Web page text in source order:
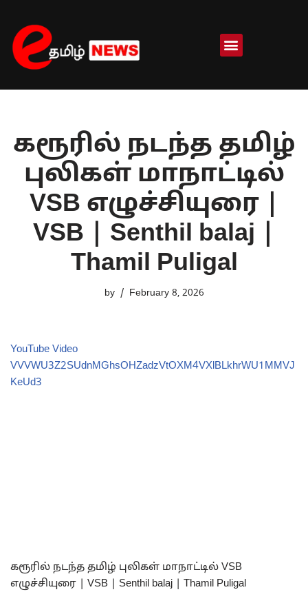
Skip
to
content
கரூரில் நடந்த தமிழ்
புலிகள் மாநாட்டில்
VSB எழுச்சியுரை |
VSB | Senthil balaj |
Thamil Puligal
by February 8, 2026
YouTube Video
VVVWU3Z2SUdnMGhsOHZadzVtOXM4VXlBLkhrWU1MMVJ
KeUd3
கரூரில் நடந்த தமிழ் புலிகள் மாநாட்டில் VSB
எழுச்சியுரை | VSB | Senthil balaj | Thamil Puligal